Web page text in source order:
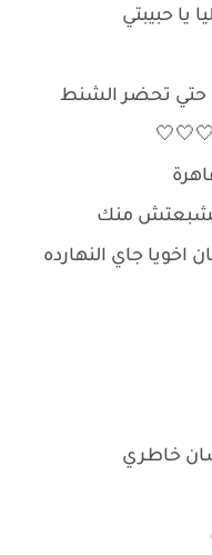
يا حبيبتي
حتي تحضر الشنط
مشبعتش منك
جاي النهارده
خاطري